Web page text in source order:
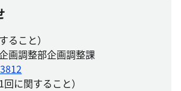
ること）
画調整部企画調整課
回に関すること）